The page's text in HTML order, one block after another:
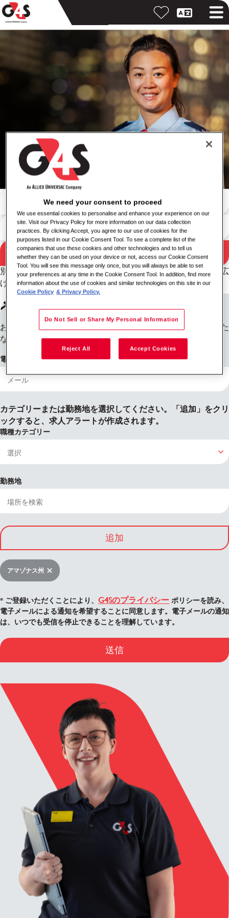
検索結果
勤務地で検索
検索
別のキーワードと勤務地の組み合わせを試すか、検索条件を広
げてください。
求人アラートに登録する
お探しの情報が見つかりませんか？ご登録いただければ、新た
な募集が開始された際にお知らせします。
電子メールアドレス
カテゴリーまたは勤務地を選択してください。「追加」をクリ
ックすると、求人アラートが作成されます。
職種カテゴリー
勤務地
追加
アマゾナス州
* ご登録いただくことにより、 G4Sのプライバシー ポリシーを読み、
電子メールによる通知を希望することに同意します。電子メールの通知
は、いつでも受信を停止できることを理解しています。
送信
We need your consent to proceed
We use essential cookies to personalise and enhance your experience on our
site. Visit our Privacy Policy for more information on our data collection
practices. By clicking Accept, you agree to our use of cookies for the
purposes listed in our Cookie Consent Tool. To see a complete list of the
companies that use these cookies and other technologies and to tell us
whether they can be used on your device or not, access our Cookie Consent
Tool. You will see this message only once, but you will always be able to set
your preferences at any time in the Cookie Consent Tool. In addition, find more
information about the use of cookies and similar technologies on this site in our
Cookie Policy & Privacy Policy.
Do Not Sell or Share My Personal Information
Reject All Accept Cookies